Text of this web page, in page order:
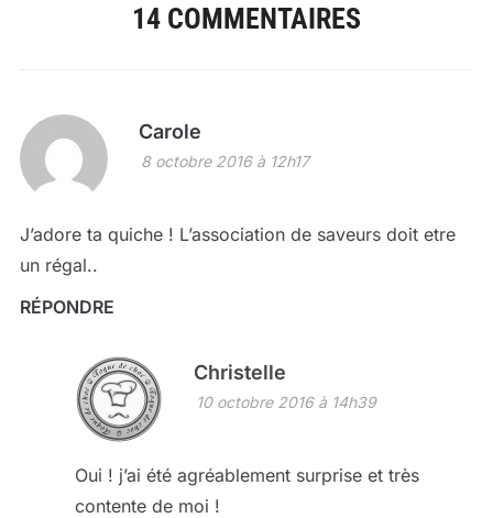
14 COMMENTAIRES
Carole
8 octobre 2016 à 12h17
J’adore ta quiche ! L’association de saveurs doit etre
un régal..
RÉPONDRE
Christelle
10 octobre 2016 à 14h39
Oui ! j’ai été agréablement surprise et très
contente de moi !